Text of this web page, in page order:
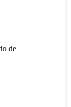
de